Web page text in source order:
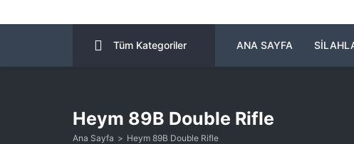
Tüm Kategoriler ANA SAYFA
Heym 89B Double Rifle
Ana Sayfa Heym 89B Double Rifle